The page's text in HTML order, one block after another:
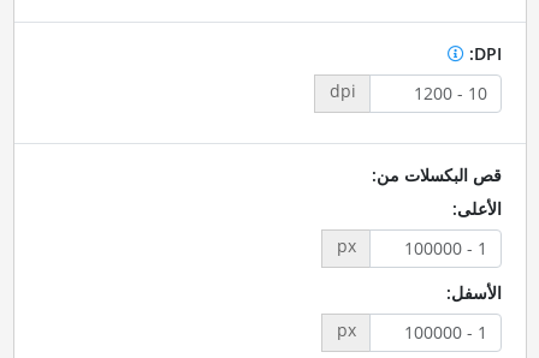
DPI:
dpi
قص البكسلات من:
الأعلى:
px
الأسفل:
px